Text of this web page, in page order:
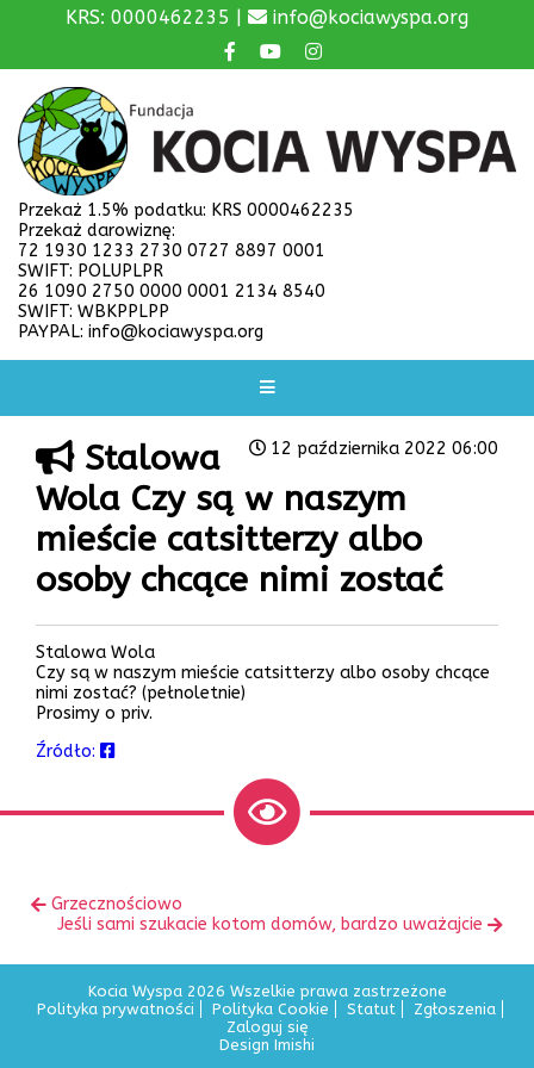
KRS: 0000462235 | info@kociawyspa.org
Przekaż 1.5% podatku: KRS 0000462235
Przekaż darowiznę:
72 1930 1233 2730 0727 8897 0001
SWIFT: POLUPLPR
26 1090 2750 0000 0001 2134 8540
SWIFT: WBKPPLPP
PAYPAL: info@kociawyspa.org
12 października 2022 06:00
Stalowa
Wola Czy są w naszym
mieście catsitterzy albo
osoby chcące nimi zostać
Stalowa Wola
Czy są w naszym mieście catsitterzy albo osoby chcące
nimi zostać? (pełnoletnie)
Prosimy o priv.
Źródło:
innePoprzedni
wpis:
Grzecznościowo
Następny
Jeśli sami szukacie kotom domów, bardzo uważajcie
Kocia Wyspa 2026 Wszelkie prawa zastrzeżone
Polityka prywatności
Polityka Cookie Statut
Zgłoszenia
Zaloguj się
Design Imishi